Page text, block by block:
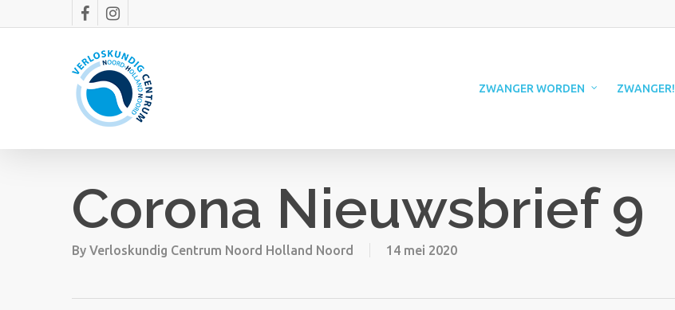
to
facebookinstagram
ZWANGER WORDEN ZWANGER!
Corona Nieuwsbrief 9
By Verloskundig Centrum Noord Holland Noord 14 mei 2020